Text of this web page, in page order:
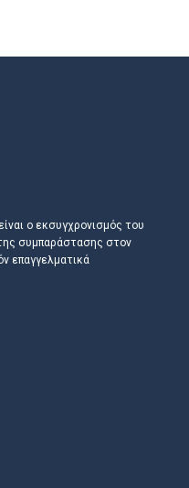
ο εκσυγχρονισμός του
συμπαράστασης στον
επαγγελματικά